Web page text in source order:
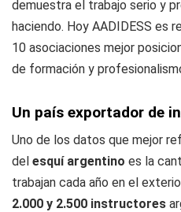
demuestra el trabajo serio y
haciendo. Hoy AADIDESS es
10 asociaciones mejor
de formación y
Un país exportador de
Uno de los datos que mejor
del esquí argentino es la
trabajan cada año en el
2.000 y 2.500 instructores